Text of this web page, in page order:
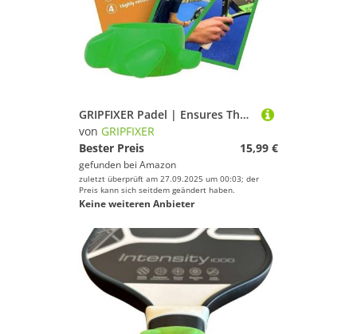
GRIPFIXER Padel | Ensures The Correct Grip | The Ultimate Training Equipment & Teaching aid | Danish Innovation | Small-Right
von GRIPFIXER
Bester Preis
15,99 €
gefunden bei Amazon
zuletzt überprüft am 27.09.2025 um 00:03; der
Preis kann sich seitdem geändert haben.
Keine weiteren Anbieter